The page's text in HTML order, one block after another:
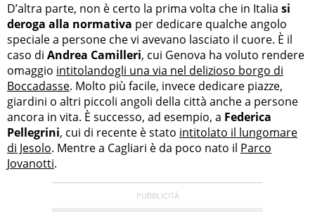
D’altra parte, non è certo la prima volta che in Italia si
deroga alla normativa per dedicare qualche angolo
speciale a persone che vi avevano lasciato il cuore. È il
caso di Andrea Camilleri, cui Genova ha voluto rendere
omaggio intitolandogli una via nel delizioso borgo di
Boccadasse. Molto più facile, invece dedicare piazze,
giardini o altri piccoli angoli della città anche a persone
ancora in vita. È successo, ad esempio, a Federica
Pellegrini, cui di recente è stato intitolato il lungomare
di Jesolo. Mentre a Cagliari è da poco nato il Parco
Jovanotti.